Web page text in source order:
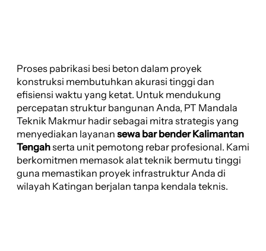
Proses pabrikasi besi beton dalam proyek
konstruksi membutuhkan akurasi tinggi dan
efisiensi waktu yang ketat. Untuk mendukung
percepatan struktur bangunan Anda, PT Mandala
Teknik Makmur hadir sebagai mitra strategis yang
menyediakan layanan sewa bar bender Kalimantan
Tengahserta unit pemotong rebar profesional. Kami
berkomitmen memasok alat teknik bermutu tinggi
guna memastikan proyek infrastruktur Anda di
wilayah Katingan berjalan tanpa kendala teknis.